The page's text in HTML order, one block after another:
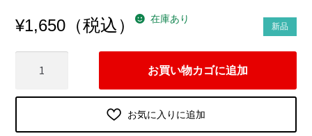
新品
¥1,650 （税込） 在庫あり
わ
の
お買い物カゴに追加
お気に入りに追加